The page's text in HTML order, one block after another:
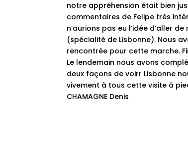
notre appréhension était bien
commentaires de Felipe très
n’aurions pas eu l’idée d’aller
(spécialité de Lisbonne). Nous
rencontrée pour cette marche.
Le lendemain nous avons
deux façons de voirr Lisbonne
vivement à tous cette visite à
CHAMAGNE Denis